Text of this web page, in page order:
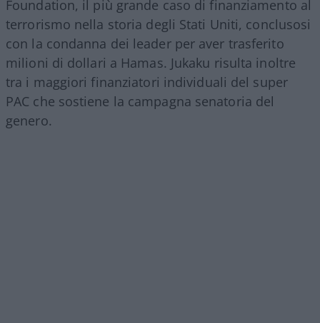
Foundation, il più grande caso di finanziamento al
terrorismo nella storia degli Stati Uniti, conclusosi
con la condanna dei leader per aver trasferito
milioni di dollari a Hamas. Jukaku risulta inoltre
tra i maggiori finanziatori individuali del super
PAC che sostiene la campagna senatoria del
genero.